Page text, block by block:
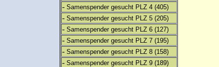
- Samenspender gesucht PLZ 4 (405)
- Samenspender gesucht PLZ 5 (205)
- Samenspender gesucht PLZ 6 (127)
- Samenspender gesucht PLZ 7 (195)
- Samenspender gesucht PLZ 8 (158)
- Samenspender gesucht PLZ 9 (189)